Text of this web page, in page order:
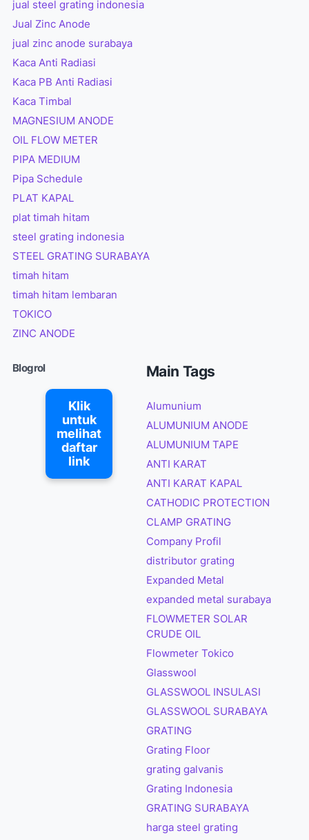
jual steel grating indonesia
Jual Zinc Anode
jual zinc anode surabaya
Kaca Anti Radiasi
Kaca PB Anti Radiasi
Kaca Timbal
MAGNESIUM ANODE
OIL FLOW METER
PIPA MEDIUM
Pipa Schedule
PLAT KAPAL
plat timah hitam
steel grating indonesia
STEEL GRATING SURABAYA
timah hitam
timah hitam lembaran
TOKICO
ZINC ANODE
Blogrol
Klik
untuk
melihat
daftar
link
Main Tags
Alumunium
ALUMUNIUM ANODE
ALUMUNIUM TAPE
ANTI KARAT
ANTI KARAT KAPAL
CATHODIC PROTECTION
CLAMP GRATING
Company Profil
distributor grating
Expanded Metal
expanded metal surabaya
FLOWMETER SOLAR
CRUDE OIL
Flowmeter Tokico
Glasswool
GLASSWOOL INSULASI
GLASSWOOL SURABAYA
GRATING
Grating Floor
grating galvanis
Grating Indonesia
GRATING SURABAYA
harga steel grating